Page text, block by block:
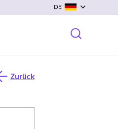
DE
Zurück